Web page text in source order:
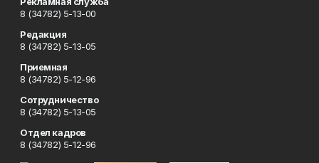
8 (34782) 5-13-00
Редакция
8 (34782) 5-13-05
Приемная
8 (34782) 5-12-96
Сотрудничество
8 (34782) 5-13-05
Отдел кадров
8 (34782) 5-12-96